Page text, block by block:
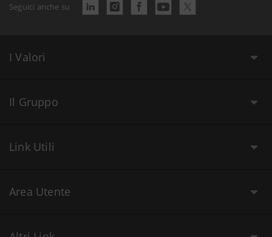
Seguici anche su
I Valori
Il Gruppo
Link Utili
Area Utente